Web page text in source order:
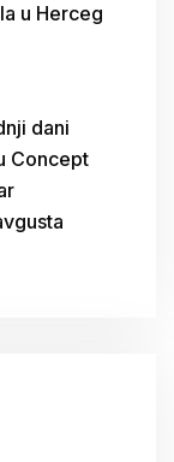
u Herceg
dani
Concept